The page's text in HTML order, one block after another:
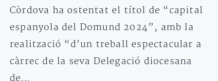
Còrdova ha ostentat el títol de “capital
espanyola del Domund 2024”, amb la
realització “d’un treball espectacular a
càrrec de la seva Delegació diocesana
de…